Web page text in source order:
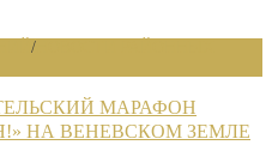
/
МАРАФОН
НА ВЕНЕВСКОМ ЗЕМЛЕ